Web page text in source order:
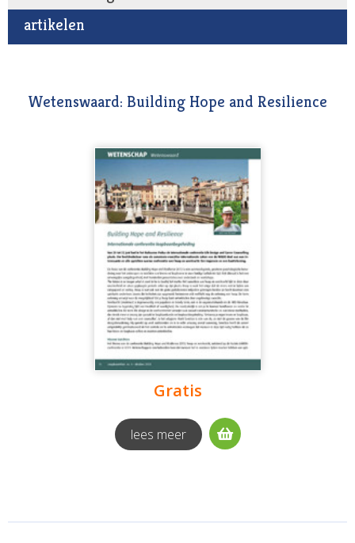
artikelen
Wetenswaard: Building Hope and Resilience
Gratis
lees meer